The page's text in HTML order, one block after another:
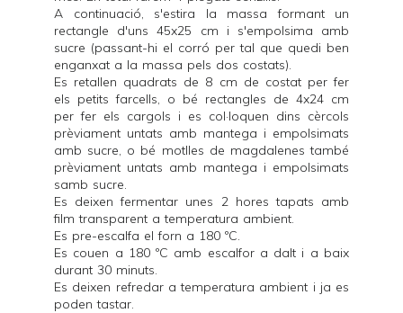
A continuació, s'estira la massa formant un
rectangle d'uns 45x25 cm i s'empolsima amb
sucre (passant-hi el corró per tal que quedi ben
enganxat a la massa pels dos costats).
Es retallen quadrats de 8 cm de costat per fer
els petits farcells, o bé rectangles de 4x24 cm
per fer els cargols i es col·loquen dins cèrcols
prèviament untats amb mantega i empolsimats
amb sucre, o bé motlles de magdalenes també
prèviament untats amb mantega i empolsimats
samb sucre.
Es deixen fermentar unes 2 hores tapats amb
film transparent a temperatura ambient.
Es pre-escalfa el forn a 180 ºC.
Es couen a 180 ºC amb escalfor a dalt i a baix
durant 30 minuts.
Es deixen refredar a temperatura ambient i ja es
poden tastar.